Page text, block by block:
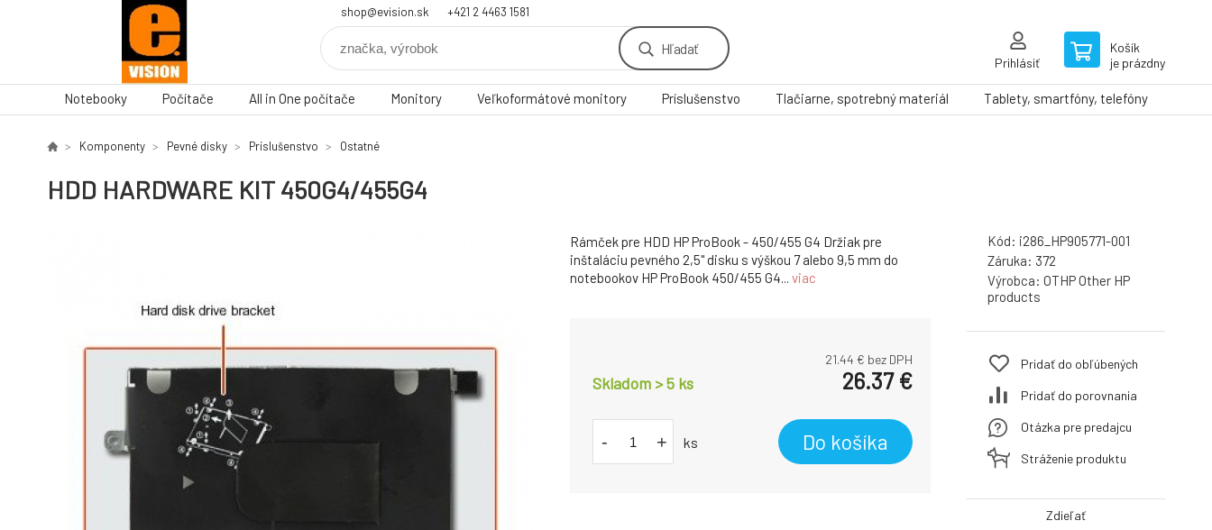
shop@evision.sk +421 2 4463 1581
Hľadať
Prihlásiť
Košík
je prázdny
Notebooky Počítače All in One počítače Monitory Veľkoformátové monitory Príslušenstvo Tlačiarne, spotrebný materiál Tablety, smartfóny, telefóny
Komponenty Pevné disky Príslušenstvo Ostatné
HDD HARDWARE KIT 450G4/455G4
Rámček pre HDD HP ProBook - 450/455 G4 Držiak pre
inštaláciu pevného 2,5" disku s výškou 7 alebo 9,5 mm do
notebookov HP ProBook 450/455 G4... viac
21.44 € bez DPH
Skladom > 5 ks 26.37€
- + ks Do košíka
Kód: i286_HP905771-001
Záruka: 372
Výrobca: OTHP Other HP
products
Pridať do obľúbených
Pridať do porovnania
Otázka pre predajcu
Stráženie produktu
Zdieľať